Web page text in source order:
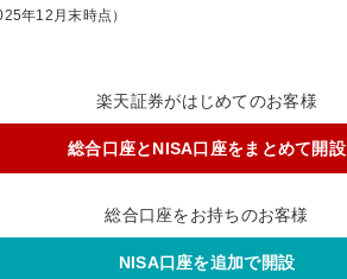
年12月末時点）
楽天証券がはじめてのお客様
総合口座とNISA口座をまとめて開設
総合口座をお持ちのお客様
NISA口座を追加で開設